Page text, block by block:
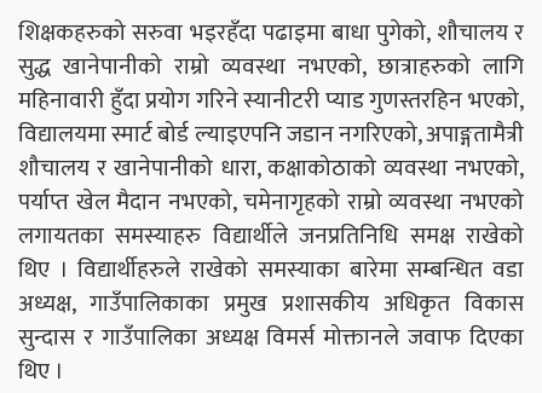
शिक्षकहरुको सरुवा भइरहँदा पढाइमा बाधा पुगेको, शौचालय र
सुद्ध खानेपानीको राम्रो व्यवस्था नभएको, छात्राहरुको लागि
महिनावारी हुँदा प्रयोग गरिने स्यानीटरी प्याड गुणस्तरहिन भएको,
विद्यालयमा स्मार्ट बोर्ड ल्याइएपनि जडान नगरिएको, अपाङ्गतामैत्री
शौचालय र खानेपानीको धारा, कक्षाकोठाको व्यवस्था नभएको,
पर्याप्त खेल मैदान नभएको, चमेनागृहको राम्रो व्यवस्था नभएको
लगायतका समस्याहरु विद्यार्थीले जनप्रतिनिधि समक्ष राखेको
थिए । विद्यार्थीहरुले राखेको समस्याका बारेमा सम्बन्धित वडा
अध्यक्ष, गाउँपालिकाका प्रमुख प्रशासकीय अधिकृत विकास
सुन्दास र गाउँपालिका अध्यक्ष विमर्स मोक्तानले जवाफ दिएका
थिए ।